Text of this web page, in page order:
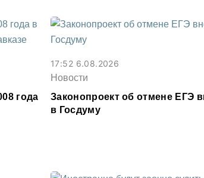
года
17:52 6.08.2026
Новости
Законопроект об отмене ЕГЭ
в Госдуму